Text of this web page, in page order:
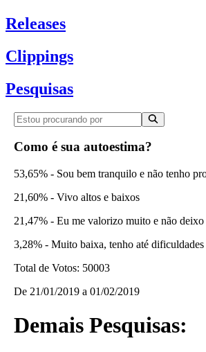
Releases
Clippings
Pesquisas
Como é sua autoestima?
53,65% - Sou bem tranquilo e não tenho
21,60% - Vivo altos e baixos
21,47% - Eu me valorizo muito e não
3,28% - Muito baixa, tenho até dificuldades
Total de Votos: 50003
De 21/01/2019 a 01/02/2019
Demais Pesquisas: